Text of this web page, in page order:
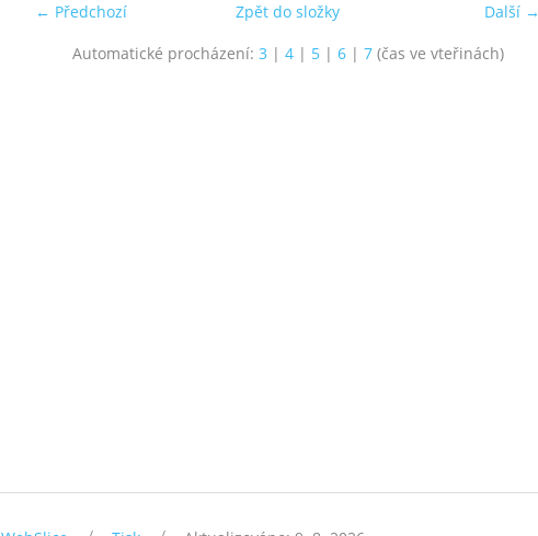
← Předchozí Další →
Zpět do složky
Automatické procházení: 3 | 4| 5| 6| 7(čas ve vteřinách)